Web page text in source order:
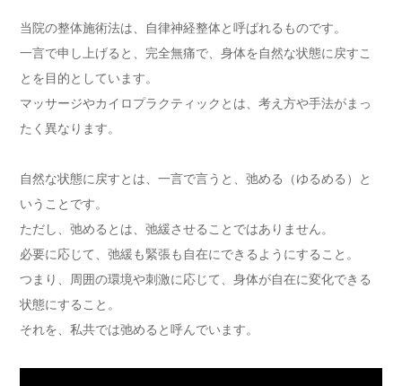
当院の整体施術法は、自律神経整体と呼ばれるものです。
一言で申し上げると、完全無痛で、身体を自然な状態に戻すこ
とを目的としています。
マッサージやカイロプラクティックとは、考え方や手法がまっ
たく異なります。
自然な状態に戻すとは、一言で言うと、弛める（ゆるめる）と
いうことです。
ただし、弛めるとは、弛緩させることではありません。
必要に応じて、弛緩も緊張も自在にできるようにすること。
つまり、周囲の環境や刺激に応じて、身体が自在に変化できる
状態にすること。
それを、私共では弛めると呼んでいます。